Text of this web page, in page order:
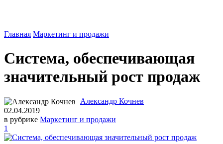
Главная Маркетинг и продажи
Система, обеспечивающая
значительный рост продаж
Александр Кочнев
02.04.2019
в рубрике Маркетинг и продажи
1